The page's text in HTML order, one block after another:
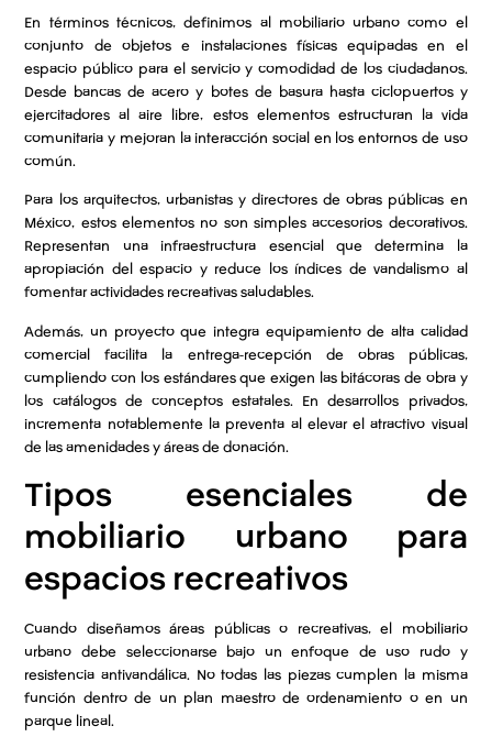
En términos técnicos, definimos al mobiliario urbano como el
conjunto de objetos e instalaciones físicas equipadas en el
espacio público para el servicio y comodidad de los ciudadanos.
Desde bancas de acero y botes de basura hasta ciclopuertos y
ejercitadores al aire libre, estos elementos estructuran la vida
comunitaria y mejoran la interacción social en los entornos de uso
común.
Para los arquitectos, urbanistas y directores de obras públicas en
México, estos elementos no son simples accesorios decorativos.
Representan una infraestructura esencial que determina la
apropiación del espacio y reduce los índices de vandalismo al
fomentar actividades recreativas saludables.
Además, un proyecto que integra equipamiento de alta calidad
comercial facilita la entrega-recepción de obras públicas,
cumpliendo con los estándares que exigen las bitácoras de obra y
los catálogos de conceptos estatales. En desarrollos privados,
incrementa notablemente la preventa al elevar el atractivo visual
de las amenidades y áreas de donación.
Tipos esenciales de
mobiliario urbano para
espacios recreativos
Cuando diseñamos áreas públicas o recreativas, el mobiliario
urbano debe seleccionarse bajo un enfoque de uso rudo y
resistencia antivandálica. No todas las piezas cumplen la misma
función dentro de un plan maestro de ordenamiento o en un
parque lineal.